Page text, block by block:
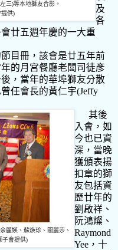
三)等本地獅友合影。
提供)
及
各
廿五週年慶的一大重
目冊，該會是廿五年前
的月宮餐廳老闆司徒彥
，當年的華埠獅友分散
任會長的黃仁宇(Jeffy
麗媖、蘇煥珍、關麗莎、
子會提供)
其後
入會，如
今也已資
深，當晚
獲頒表揚
扣章的獅
友包括資
歷廿年的
劉啟祥、
阮鴻燦、
Raymond
Yee ，十